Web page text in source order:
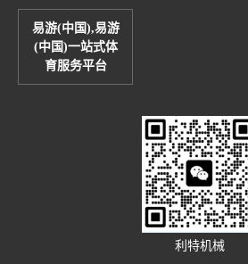
易游(中国),易游
(中国)一站式体
育服务平台
利特机械